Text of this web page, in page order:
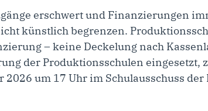
erschwert und Finanzierungen
künstlich begrenzen.
– keine Deckelung nach
der Produktionsschulen eingesetzt,
2026 um 17 Uhr im Schulausschuss der